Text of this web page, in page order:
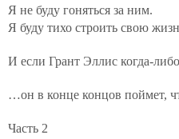
Я не буду гоняться за ним.
Я буду тихо строить свою
И если Грант Эллис когда-
…он в конце концов поймет,
Часть 2